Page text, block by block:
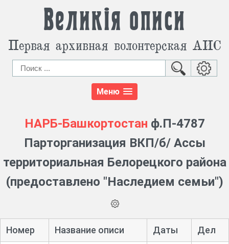
Великія описи
Первая архивная волонтерская АИС
Меню
НАРБ-Башкортостан ф.П-4787
Парторганизация ВКП/б/ Ассы
территориальная Белорецкого района
(предоставлено "Наследием семьи")
Номер Название описи Даты Дел